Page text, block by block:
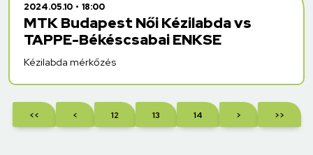
2024.05.10 18:00
MTK Budapest Női Kézilabda vs
TAPPE-Békéscsabai ENKSE
Kézilabda mérkőzés
<< < 12 13 14 > >>